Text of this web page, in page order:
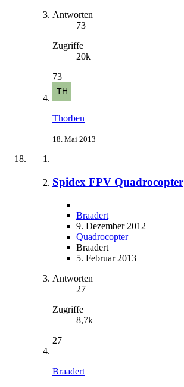
Antworten
73
Zugriffe
20k
73
Thorben
18. Mai 2013
Spidex FPV Quadrocopter
Braadert
9. Dezember 2012
Quadrocopter
Braadert
5. Februar 2013
Antworten
27
Zugriffe
8,7k
27
Braadert